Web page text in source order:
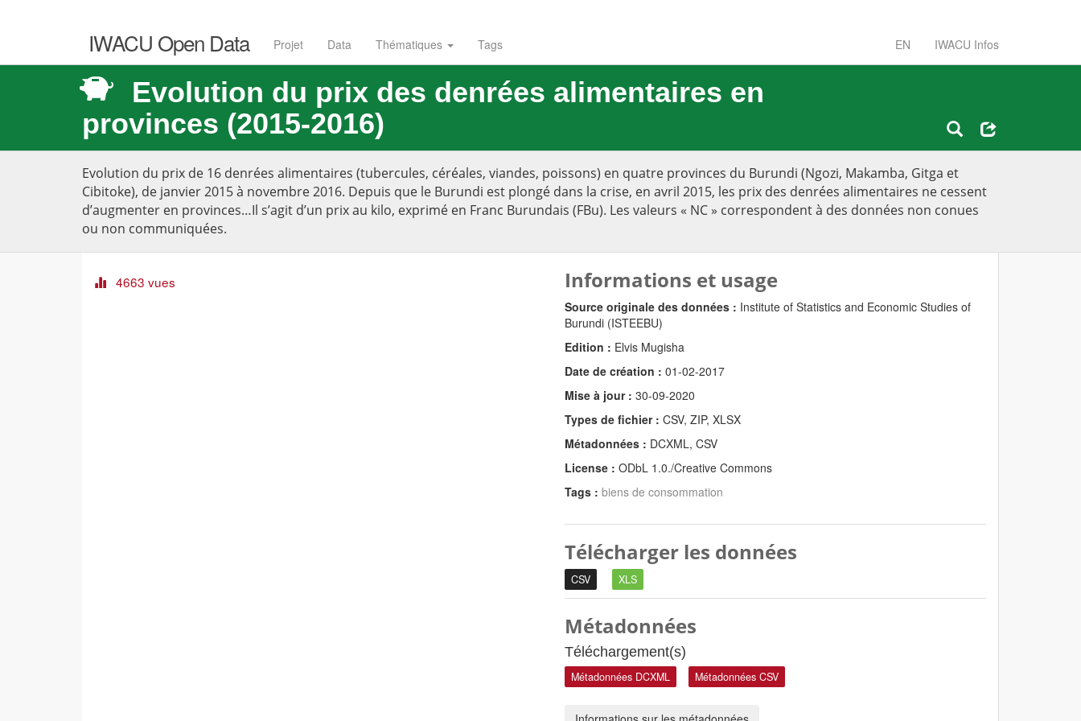
IWACU Open Data Projet Data Thématiques Tags EN IWACU Infos
Evolution du prix des denrées alimentaires en
provinces (2015-2016)
Evolution du prix de 16 denrées alimentaires (tubercules, céréales, viandes, poissons) en quatre provinces du Burundi (Ngozi, Makamba, Gitga et
Cibitoke), de janvier 2015 à novembre 2016. Depuis que le Burundi est plongé dans la crise, en avril 2015, les prix des denrées alimentaires ne cessent
d’augmenter en provinces…Il s’agit d’un prix au kilo, exprimé en Franc Burundais (FBu). Les valeurs « NC » correspondent à des données non conues
ou non communiquées.
4663 vues Informations et usage
Source originale des données : Institute of Statistics and Economic Studies of
Burundi (ISTEEBU)
Edition : Elvis Mugisha
Date de création : 01-02-2017
Mise à jour : 30-09-2020
Types de fichier : CSV, ZIP, XLSX
Métadonnées : DCXML, CSV
License : ODbL 1.0./Creative Commons
Tags : biens de consommation
Télécharger les données
CSV XLS
Métadonnées
Téléchargement(s)
Métadonnées DCXML Métadonnées CSV